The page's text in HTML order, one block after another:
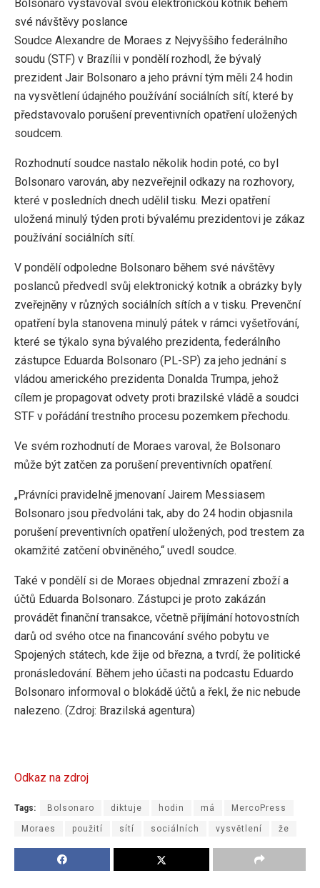
Bolsonaro vystavoval svou elektronickou kotník během
své návštěvy poslance
Soudce Alexandre de Moraes z Nejvyššího federálního
soudu (STF) v Brazílii v pondělí rozhodl, že bývalý
prezident Jair Bolsonaro a jeho právní tým měli 24 hodin
na vysvětlení údajného používání sociálních sítí, které by
představovalo porušení preventivních opatření uložených
soudcem.
Rozhodnutí soudce nastalo několik hodin poté, co byl
Bolsonaro varován, aby nezveřejnil odkazy na rozhovory,
které v posledních dnech udělil tisku. Mezi opatření
uložená minulý týden proti bývalému prezidentovi je zákaz
používání sociálních sítí.
V pondělí odpoledne Bolsonaro během své návštěvy
poslanců předvedl svůj elektronický kotník a obrázky byly
zveřejněny v různých sociálních sítích a v tisku. Prevenční
opatření byla stanovena minulý pátek v rámci vyšetřování,
které se týkalo syna bývalého prezidenta, federálního
zástupce Eduarda Bolsonaro (PL-SP) za jeho jednání s
vládou amerického prezidenta Donalda Trumpa, jehož
cílem je propagovat odvety proti brazilské vládě a soudci
STF v pořádání trestního procesu pozemkem přechodu.
Ve svém rozhodnutí de Moraes varoval, že Bolsonaro
může být zatčen za porušení preventivních opatření.
„Právníci pravidelně jmenovaní Jairem Messiasem
Bolsonaro jsou předvoláni tak, aby do 24 hodin objasnila
porušení preventivních opatření uložených, pod trestem za
okamžité zatčení obviněného,“ uvedl soudce.
Také v pondělí si de Moraes objednal zmrazení zboží a
účtů Eduarda Bolsonaro. Zástupci je proto zakázán
provádět finanční transakce, včetně přijímání hotovostních
darů od svého otce na financování svého pobytu ve
Spojených státech, kde žije od března, a tvrdí, že politické
pronásledování. Během jeho účasti na podcastu Eduardo
Bolsonaro informoval o blokádě účtů a řekl, že nic nebude
nalezeno. (Zdroj: Brazilská agentura)
Odkaz na zdroj
Tags: Bolsonaro diktuje hodin má MercoPress
Moraes použití sítí sociálních vysvětlení že